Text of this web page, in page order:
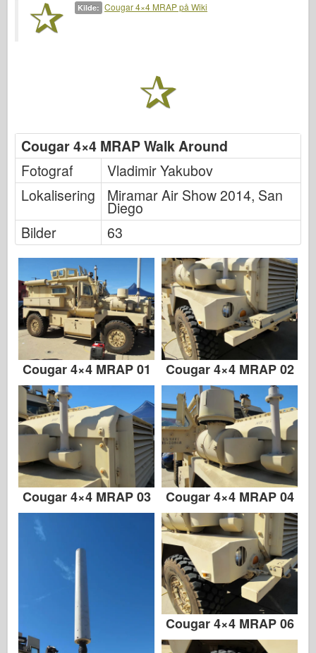
Trompetist
Dvder
Kontakt
le Journal
Settene
Kilde: Cougar 4×4 MRAP på Wiki
Cougar 4×4 MRAP Walk Around
Fotograf
Vladimir Yakubov
Lokalisering
Miramar Air Show 2014, San
Diego
Bilder
63
Cougar 4×4 MRAP 01 Cougar 4×4 MRAP 02
Cougar 4×4 MRAP 03 Cougar 4×4 MRAP 04
Cougar 4×4 MRAP 06